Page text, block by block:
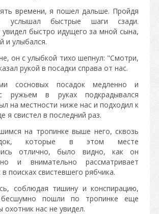
времени, я пошел дальше. Пройдя
услышал быстрые шаги сзади.
быстро идущего за мной сына,
и улыбался.
он с улыбкой тихо шепнул: "Смотри,
рукой в посадки справа от нас.
сосновых посадок медленно и
ружьем в руках подкрадывался
на местности ниже нас и подходил к
я свистел в последний раз.
на тропинке выше него, сквозь
которые в этом месте
отлично, было видно, как он
и внимательно рассматривает
поисках свистевшего рябчика.
соблюдая тишину и конспирацию,
пошли по тропинке еще
нас не увидел.